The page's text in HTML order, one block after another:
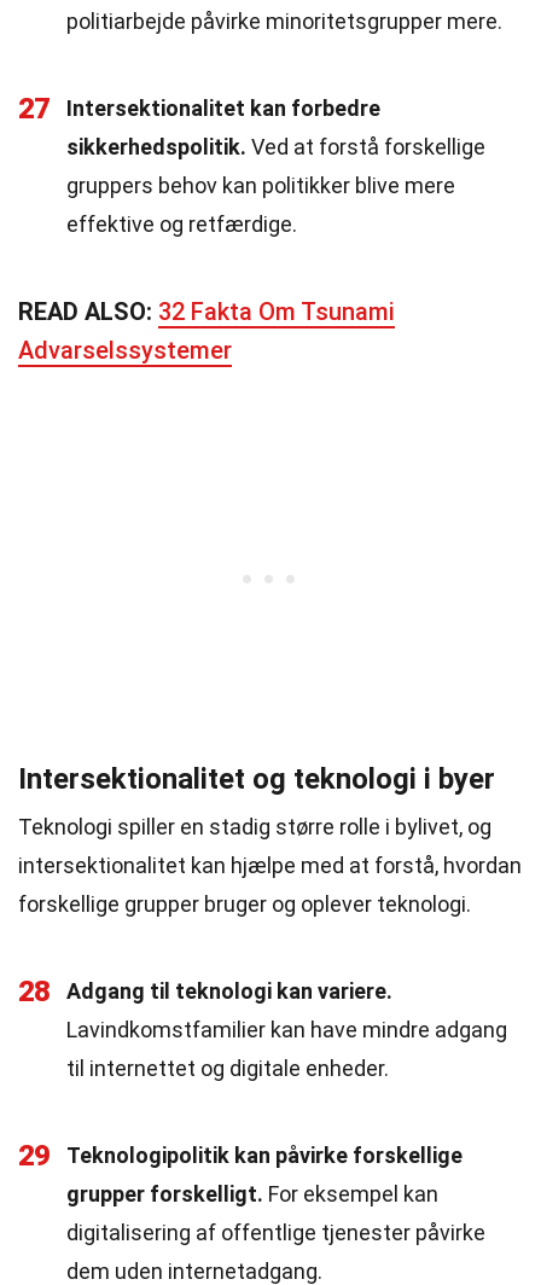
politiarbejde påvirke minoritetsgrupper mere.
27
Intersektionalitet kan forbedre
sikkerhedspolitik. Ved at forstå forskellige
gruppers behov kan politikker blive mere
effektive og retfærdige.
READ ALSO: 32 Fakta Om Tsunami
Advarselssystemer
Intersektionalitet og teknologi i byer
Teknologi spiller en stadig større rolle i bylivet, og
intersektionalitet kan hjælpe med at forstå, hvordan
forskellige grupper bruger og oplever teknologi.
28
Adgang til teknologi kan variere.
Lavindkomstfamilier kan have mindre adgang
til internettet og digitale enheder.
29
Teknologipolitik kan påvirke forskellige
grupper forskelligt. For eksempel kan
digitalisering af offentlige tjenester påvirke
dem uden internetadgang.